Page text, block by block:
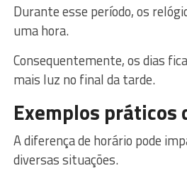
Durante esse período, os
uma hora.
Consequentemente, os dias
mais luz no final da tarde.
Exemplos práticos
A diferença de horário pode
diversas situações.